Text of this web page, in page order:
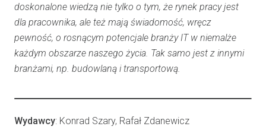
doskonalone wiedzą nie tylko o tym, że rynek pracy jest
dla pracownika, ale też mają świadomość, wręcz
pewność, o rosnącym potencjale branży IT w niemalże
każdym obszarze naszego życia. Tak samo jest z innymi
branżami, np. budowlaną i transportową.
Wydawcy: Konrad Szary, Rafał Zdanewicz